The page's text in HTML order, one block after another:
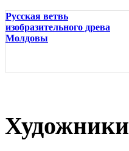
Русская ветвь
изобразительного древа
Молдовы
Художники